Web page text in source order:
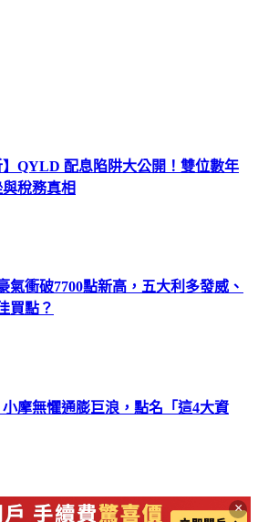
】QYLD 配息陷阱大公開！雙位數年
稅務真相
氣衝破7700點新高，五大利多發威、
買點？
摩無懼通膨巨浪，點名「這4大資
×